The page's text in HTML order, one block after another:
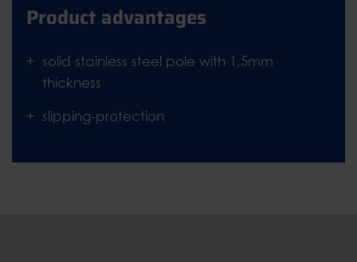
Product advantages
solid stainless steel pole with 1,5mm
thickness
slipping-protection